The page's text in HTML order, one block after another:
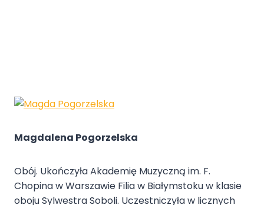
Magdalena Pogorzelska
Obój. Ukończyła Akademię Muzyczną im. F.
Chopina w Warszawie Filia w Białymstoku w klasie
oboju Sylwestra Soboli. Uczestniczyła w licznych